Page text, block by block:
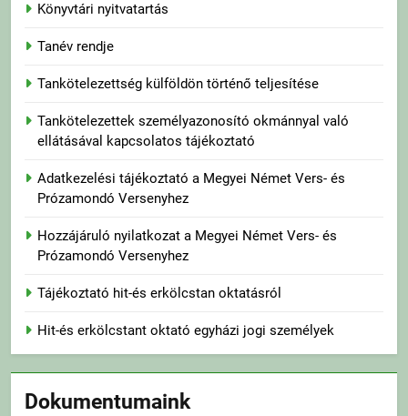
Könyvtári nyitvatartás
Tanév rendje
Tankötelezettség külföldön történő teljesítése
Tankötelezettek személyazonosító okmánnyal való
ellátásával kapcsolatos tájékoztató
Adatkezelési tájékoztató a Megyei Német Vers- és
Prózamondó Versenyhez
Hozzájáruló nyilatkozat a Megyei Német Vers- és
Prózamondó Versenyhez
Tájékoztató hit-és erkölcstan oktatásról
Hit-és erkölcstant oktató egyházi jogi személyek
Dokumentumaink